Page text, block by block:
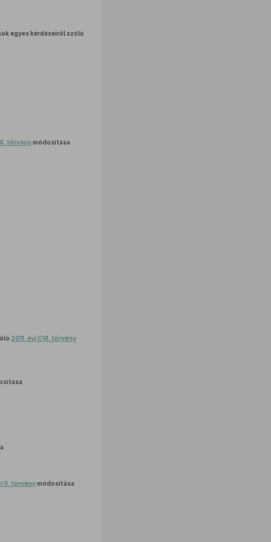
egyes kérdéseiről szóló
törvénymódosítása
2011. évi CVI. törvény
II. törvénymódosítása